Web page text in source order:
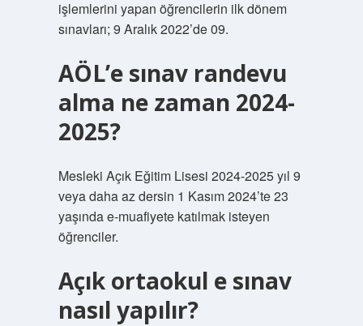
işlemlerini yapan öğrencilerin ilk dönem
sınavları; 9 Aralık 2022’de 09.
AÖL’e sınav randevu
alma ne zaman 2024-
2025?
Mesleki Açık Eğitim Lisesi 2024-2025 yıl 9
veya daha az dersin 1 Kasım 2024’te 23
yaşında e-muafiyete katılmak isteyen
öğrenciler.
Açık ortaokul e sınav
nasıl yapılır?